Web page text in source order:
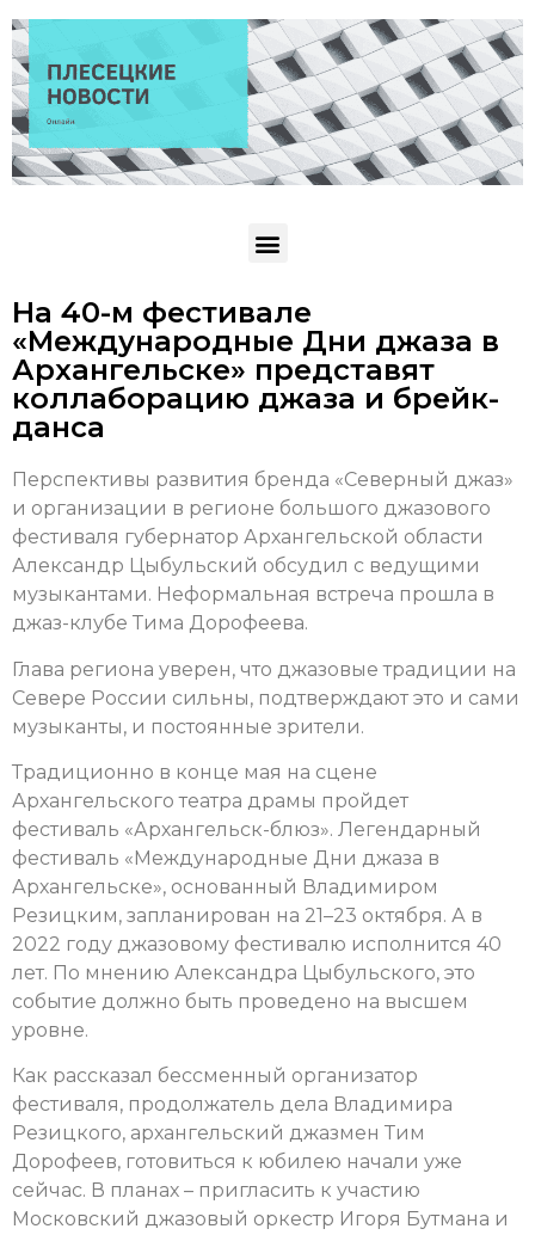
На 40-м фестивале
«Международные Дни джаза в
Архангельске» представят
коллаборацию джаза и брейк-
данса
Перспективы развития бренда «Северный джаз»
и организации в регионе большого джазового
фестиваля губернатор Архангельской области
Александр Цыбульский обсудил с ведущими
музыкантами. Неформальная встреча прошла в
джаз-клубе Тима Дорофеева.
Глава региона уверен, что джазовые традиции на
Севере России сильны, подтверждают это и сами
музыканты, и постоянные зрители.
Традиционно в конце мая на сцене
Архангельского театра драмы пройдет
фестиваль «Архангельск-блюз». Легендарный
фестиваль «Международные Дни джаза в
Архангельске», основанный Владимиром
Резицким, запланирован на 21–23 октября. А в
2022 году джазовому фестивалю исполнится 40
лет. По мнению Александра Цыбульского, это
событие должно быть проведено на высшем
уровне.
Как рассказал бессменный организатор
фестиваля, продолжатель дела Владимира
Резицкого, архангельский джазмен Тим
Дорофеев, готовиться к юбилею начали уже
сейчас. В планах – пригласить к участию
Московский джазовый оркестр Игоря Бутмана и